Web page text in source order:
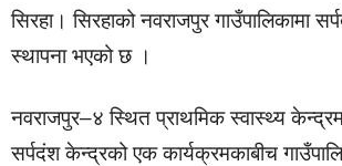
सिरहा। सिरहाको नवराजपुर गाउँपालिकामा
स्थापना भएको छ ।
नवराजपुर–४ स्थित प्राथमिक स्वास्थ्य
सर्पदंश केन्द्रको एक कार्यक्रमकाबीच